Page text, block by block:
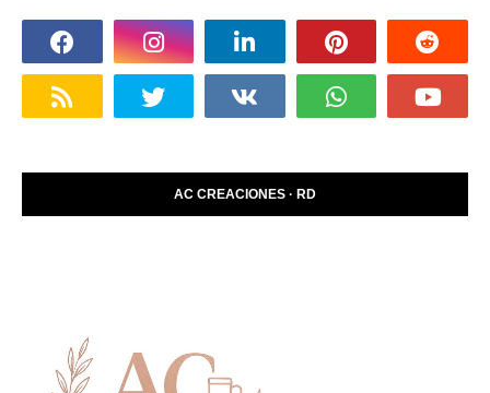
AC CREACIONES · RD